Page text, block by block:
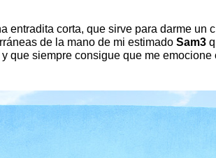
entradita corta, que sirve para darme un
de la mano de mi estimado Sam3
y que siempre consigue que me